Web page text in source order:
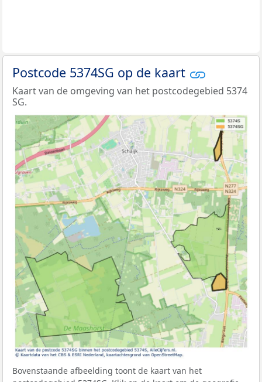
Postcode 5374SG op de kaart
Kaart van de omgeving van het postcodegebied 5374
SG.
Bovenstaande afbeelding toont de kaart van het